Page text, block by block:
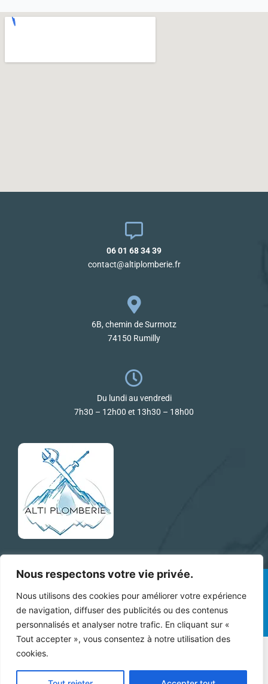
Nous respectons votre vie privée.
Nous utilisons des cookies pour améliorer votre expérience
de navigation, diffuser des publicités ou des contenus
personnalisés et analyser notre trafic. En cliquant sur «
Tout accepter », vous consentez à notre utilisation des
cookies.
06 01 68 34 39
contact@altiplomberie.fr
6B, chemin de Surmotz
74150 Rumilly
Du lundi au vendredi
7h30 – 12h00 et 13h30 – 18h00
ALTI Plomberie sur les réseaux !
F
a
c
e
o
I
n
s
t
g
© 2026 ALTI Plomberie Rumilly |
Réalisé par Printocrea.com